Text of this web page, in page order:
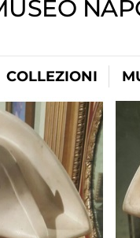
COLLEZIONI